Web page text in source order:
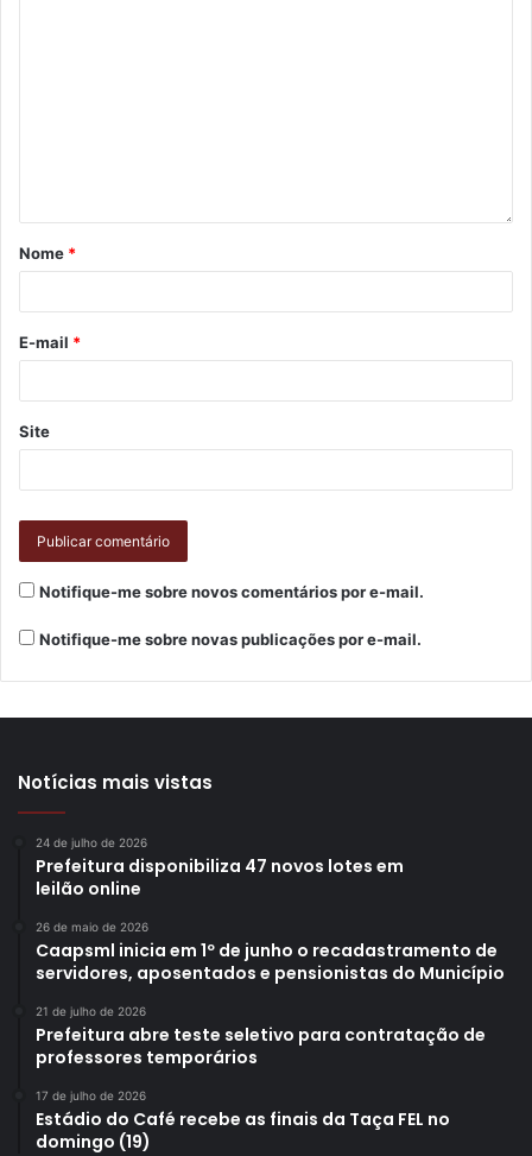
Nome *
E-mail *
Site
Notifique-me sobre novos comentários por e-mail.
Notifique-me sobre novas publicações por e-mail.
Notícias mais vistas
24 de julho de 2026
Prefeitura disponibiliza 47 novos lotes em
leilão online
26 de maio de 2026
Caapsml inicia em 1º de junho o recadastramento de
servidores, aposentados e pensionistas do Município
21 de julho de 2026
Prefeitura abre teste seletivo para contratação de
professores temporários
17 de julho de 2026
Estádio do Café recebe as finais da Taça FEL no
domingo (19)